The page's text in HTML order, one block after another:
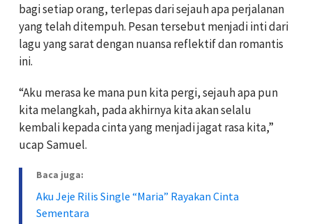
bagi setiap orang, terlepas dari sejauh apa perjalanan
yang telah ditempuh. Pesan tersebut menjadi inti dari
lagu yang sarat dengan nuansa reflektif dan romantis
ini.
“Aku merasa ke mana pun kita pergi, sejauh apa pun
kita melangkah, pada akhirnya kita akan selalu
kembali kepada cinta yang menjadi jagat rasa kita,”
ucap Samuel.
Baca juga:
Aku Jeje Rilis Single “Maria” Rayakan Cinta
Sementara